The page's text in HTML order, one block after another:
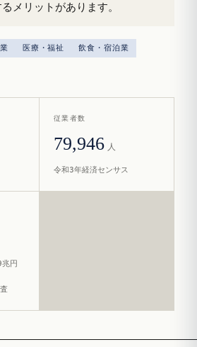
メリットがあります。
医療・福祉 飲食・宿泊業
従業者数
79,946 人
令和3年経済センサス
円